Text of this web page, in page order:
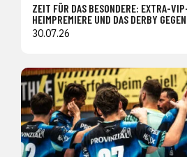
ZEIT FÜR DAS BESONDERE: EXTRA-
HEIMPREMIERE UND DAS DERBY
30.07.26